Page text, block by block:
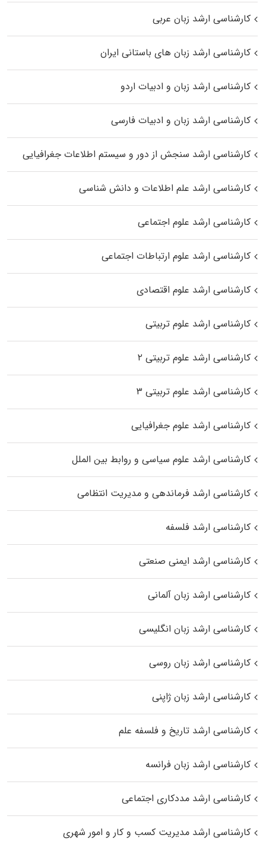
کارشناسی ارشد زبان عربی
کارشناسی ارشد زبان‌ های باستانی ایران
کارشناسی ارشد زبان و ادبیات اردو
کارشناسی ارشد زبان و ادبیات فارسی
کارشناسی ارشد سنجش از دور و سیستم اطلاعات جغرافیایی
کارشناسی ارشد علم اطلاعات و دانش شناسی
کارشناسی ارشد علوم اجتماعی
کارشناسی ارشد علوم ارتباطات اجتماعی
کارشناسی ارشد علوم اقتصادی
کارشناسی ارشد علوم تربیتی
کارشناسی ارشد علوم تربیتی ۲
کارشناسی ارشد علوم تربیتی ۳
کارشناسی ارشد علوم جغرافیایی
کارشناسی ارشد علوم سیاسی و روابط بین الملل
کارشناسی ارشد فرماندهی و مدیریت انتظامی
کارشناسی ارشد فلسفه
کارشناسی ارشد ایمنی صنعتی
کارشناسی ارشد زبان آلمانی
کارشناسی ارشد زبان انگلیسی
کارشناسی ارشد زبان روسی
کارشناسی ارشد زبان ژاپنی
کارشناسی ارشد تاریخ و فلسفه علم
کارشناسی ارشد زبان فرانسه
کارشناسی ارشد مددکاری اجتماعی
کارشناسی ارشد مدیریت کسب و کار و امور شهری